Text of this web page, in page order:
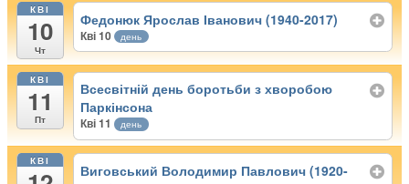
КВІ
10
Чт
Федонюк Ярослав Іванович (1940-2017)
Кві 10 день
КВІ
11
Пт
Всесвітній день боротьби з хворобою
Паркінсона
Кві 11 день
КВІ
Виговський Володимир Павлович (1920-